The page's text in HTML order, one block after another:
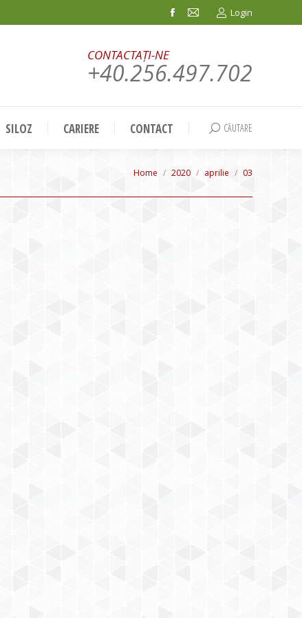
Facebook
in
window
Mail
in
window
Login
CONTACTAȚI-NE
+40.256.497.702
SILOZ CARIERE CONTACT Search:
CĂUTARE
You are here:
Home 2020 aprilie 03